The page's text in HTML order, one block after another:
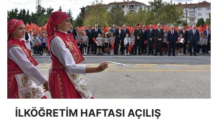
İLKÖĞRETİM HAFTASI AÇILIŞ